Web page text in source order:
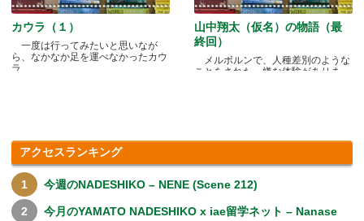
カウラ（１）
一度は行ってみたいと思いなが
ら、なかなか足を運べなかったカウ
ラ.....
山中翔太（仮名）の物語（最
終回）
メルボルンで、人種差別のような
ことをされた、嫌な体験がありま
アクセスランキング
今週のNADESHIKO – NENE (Scene 212)
今月のYAMATO NADESHIKO x iae留学ネット – Nanase